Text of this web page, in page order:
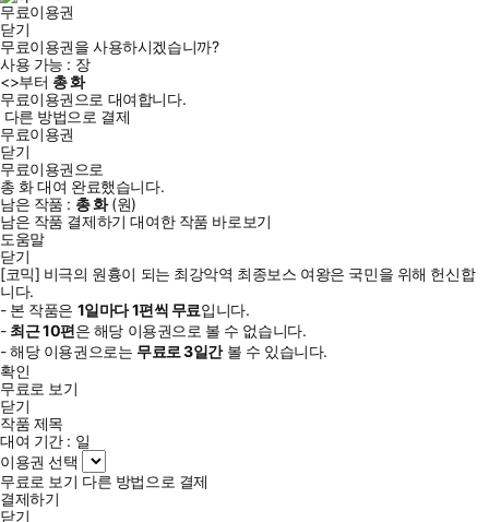
무료이용권
닫기
무료이용권을 사용하시겠습니까?
사용 가능 : 장
<>부터 총화
무료이용권으로 대여합니다.
다른 방법으로 결제
무료이용권
닫기
무료이용권으로
총 화대여 완료했습니다.
남은 작품 : 총화(원)
남은 작품 결제하기 대여한 작품 바로보기
도움말
닫기
[코믹] 비극의 원흉이 되는 최강악역 최종보스 여왕은 국민을 위해 헌신합
니다.
- 본 작품은 1일마다1편씩 무료입니다.
- 최근10편은 해당 이용권으로 볼 수 없습니다.
- 해당 이용권으로는 무료로3일간볼 수 있습니다.
확인
무료로 보기
닫기
작품 제목
대여 기간 : 일
이용권 선택
무료로 보기 다른 방법으로 결제
결제하기
닫기